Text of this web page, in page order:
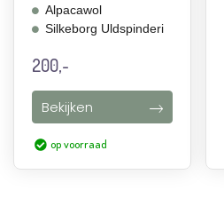
Alpacawol
Silkeborg Uldspinderi
200,-
Bekijken
op voorraad